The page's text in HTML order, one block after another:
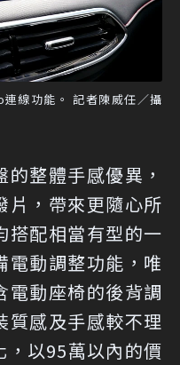
線功能。 記者陳威任／攝
整體手感優異，
片，帶來更隨心所
搭配相當有型的一
電動調整功能，唯
電動座椅的後背調
質感及手感較不理
，以95萬以內的價